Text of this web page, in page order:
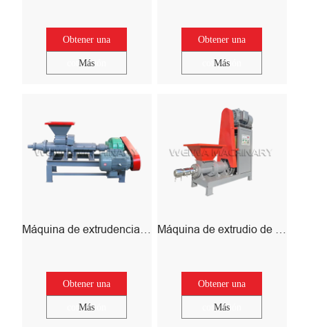
Obtener una
cotización
Más
Obtener una
cotización
Más
Obtener una
cotización
Más
Obtener una
cotización
Más